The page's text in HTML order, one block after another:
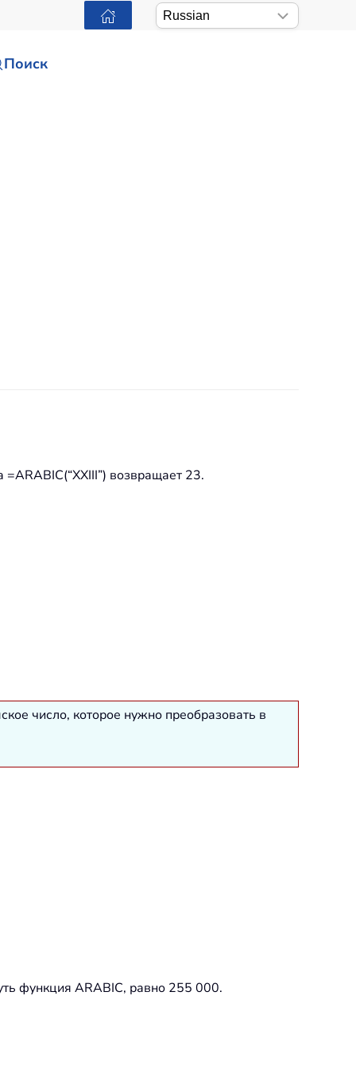
Поиск
возвращает 23.
число, которое нужно преобразовать в
функция ARABIC, равно 255 000.